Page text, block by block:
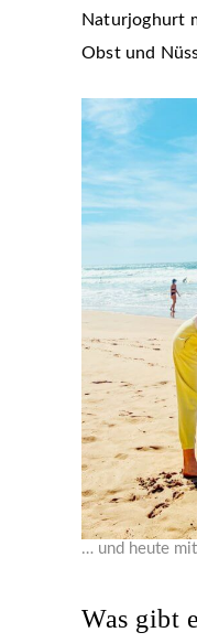
Naturjoghurt
Obst und
… und heute
Was gibt